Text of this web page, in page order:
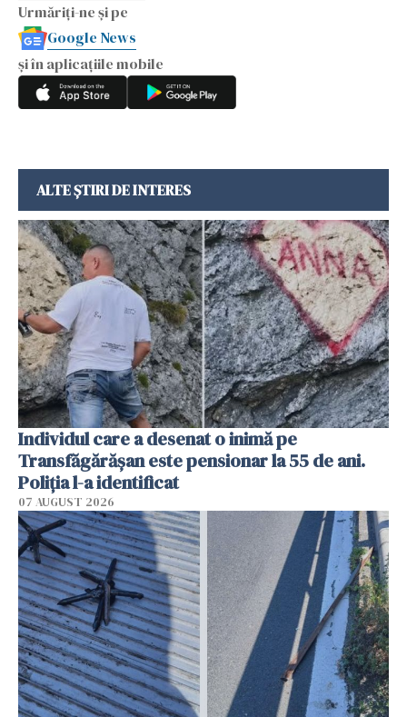
Urmăriți-ne și pe
Google News
și în aplicațiile mobile
ALTE ȘTIRI DE INTERES
Individul care a desenat o inimă pe
Transfăgărășan este pensionar la 55 de ani.
Poliția l-a identificat
07 AUGUST 2026